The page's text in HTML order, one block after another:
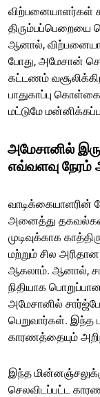
விற்பனையாளர்கள்
திரும்பப்பெறையை
ஆனால்,
போது, அமேசான்
கட்டணம்
பாதுகாப்பு
மட்டுமே
அமேசானில்
எவ்வளவு நேரம்
அனைத்து
முடிவுக்காக
மற்றும் சில
ஆகலாம். ஆனால்,
நிதியாக
அமேசானில்
பெறுவார்கள். இந்த
காரணத்தையும்
இந்த
செலவிடப்பட்ட